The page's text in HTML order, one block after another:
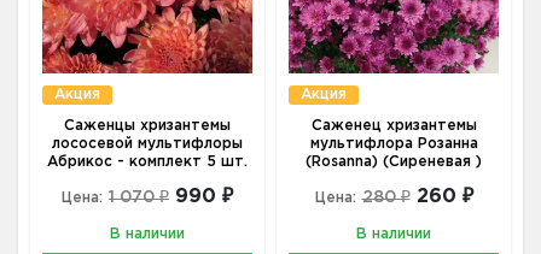
Акция
Саженцы хризантемы
лососевой мультифлоры
Абрикос - комплект 5 шт.
Цена: 1 070 ₽ 990 ₽
В наличии
Акция
Саженец хризантемы
мультифлора Розанна
(Rosanna) (Сиреневая )
Цена: 280 ₽ 260 ₽
В наличии